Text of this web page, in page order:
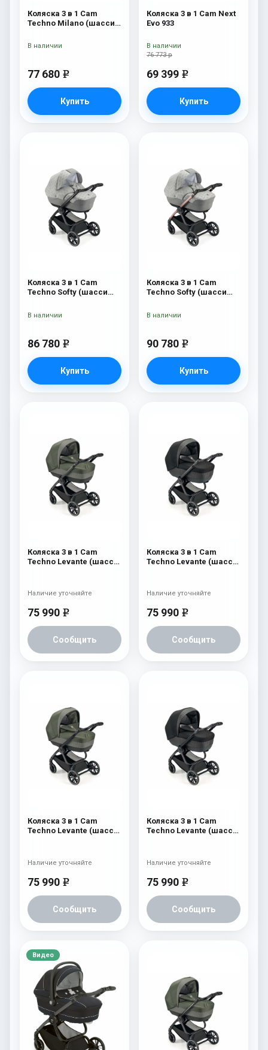
Коляска 3 в 1 Cam
Techno Milano (шасси
77 680 e
Купить
В наличии
Коляска 3 в 1 Cam Next
Evo 933
76 773 р
69 399 e
Купить
В наличии
Коляска 3 в 1 Cam
Techno Softy (шасси
86 780 e
Купить
В наличии
Коляска 3 в 1 Cam
Techno Softy (шасси
90 780 e
Купить
В наличии
Коляска 3 в 1 Cam
Techno Levante (шасси
75 990 e
Сообщить
Наличие уточняйте
Коляска 3 в 1 Cam
Techno Levante (шасси
75 990 e
Сообщить
Наличие уточняйте
Коляска 3 в 1 Cam
Techno Levante (шасси
75 990 e
Сообщить
Наличие уточняйте
Коляска 3 в 1 Cam
Techno Levante (шасси
75 990 e
Сообщить
Наличие уточняйте
Видео